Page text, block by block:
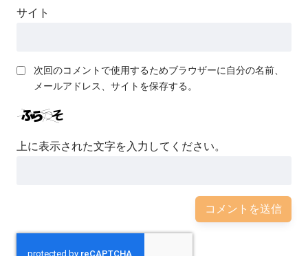
サイト
次回のコメントで使用するためブラウザーに自分の名前、
メールアドレス、サイトを保存する。
上に表示された文字を入力してください。